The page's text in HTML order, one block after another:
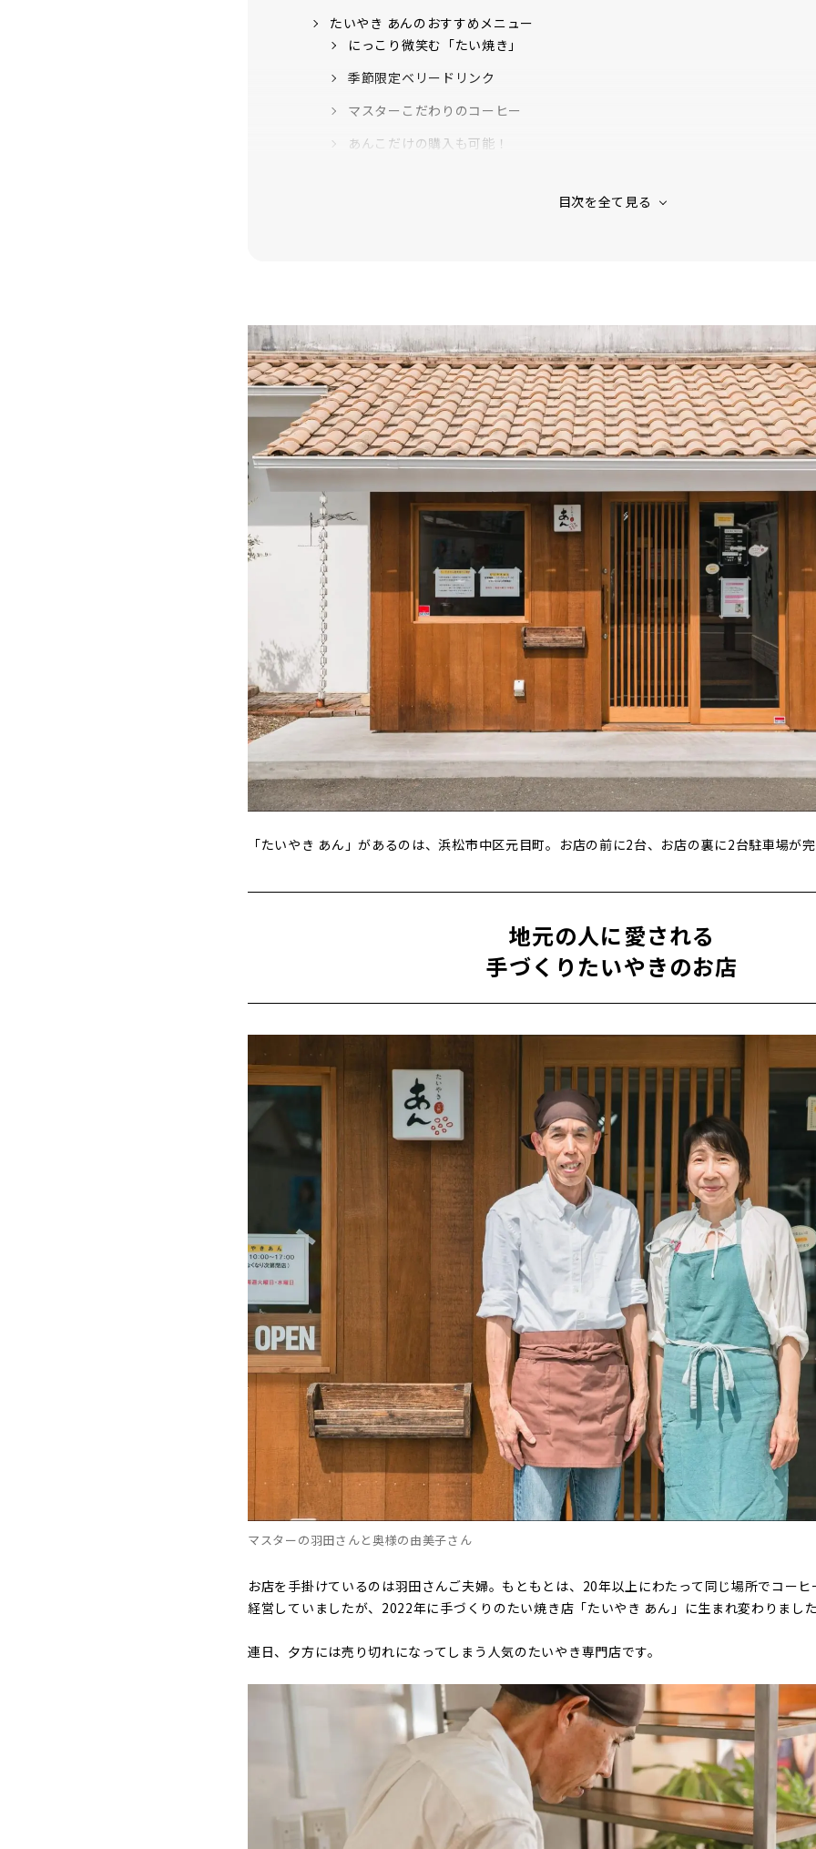
たいやき あんのおすすめメニュー
にっこり微笑む「たい焼き」
季節限定ベリードリンク
マスターこだわりのコーヒー
あんこだけの購入も可能！
「たいやき あん」があるのは、浜松市中区元目町。お店の前に2台、お店の裏に2台駐車場が完
地元の人に愛される
手づくりたいやきのお店
マスターの羽田さんと奥様の由美子さん
お店を手掛けているのは羽田さんご夫婦。もともとは、20年以上にわたって同じ場所でコー
経営していましたが、2022年に手づくりのたい焼き店「たいやき あん」に生まれ変わりました
連日、夕方には売り切れになってしまう人気のたいやき専門店です。